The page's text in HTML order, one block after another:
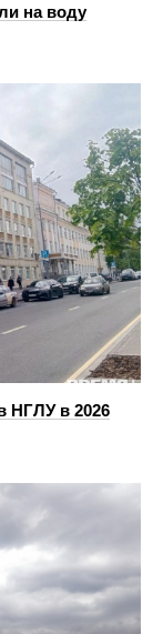
на воду
НГЛУ в 2026